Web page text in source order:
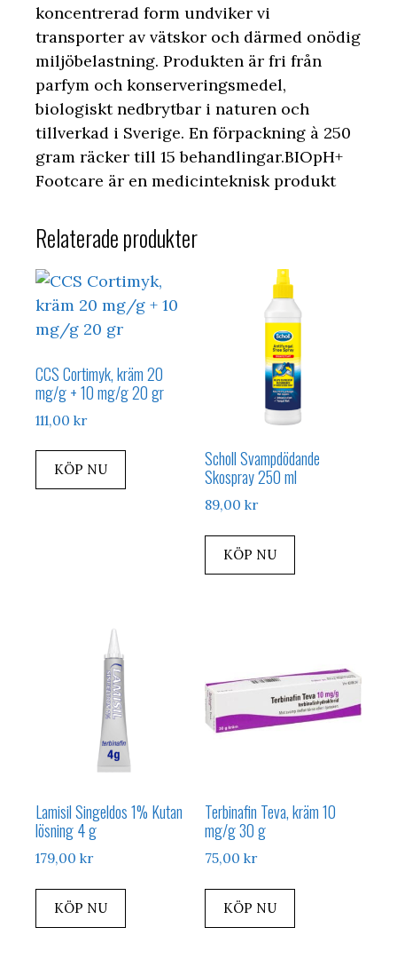
koncentrerad form undviker vi
transporter av vätskor och därmed onödig
miljöbelastning. Produkten är fri från
parfym och konserveringsmedel,
biologiskt nedbrytbar i naturen och
tillverkad i Sverige. En förpackning à 250
gram räcker till 15 behandlingar.BIOpH+
Footcare är en medicinteknisk produkt
Relaterade produkter
CCS Cortimyk, kräm 20
mg/g + 10 mg/g 20 gr
111,00 kr
KÖP NU
Scholl Svampdödande
Skospray 250 ml
89,00kr
KÖP NU
Lamisil Singeldos 1% Kutan
lösning 4 g
179,00 kr
KÖP NU
Terbinafin Teva, kräm 10
mg/g 30 g
75,00kr
KÖP NU